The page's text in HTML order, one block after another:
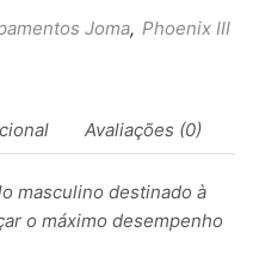
Joma, Phoenix III
Avaliações (0)
masculino destinado à
o máximo desempenho